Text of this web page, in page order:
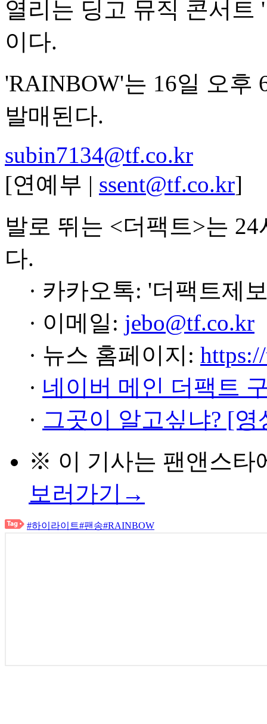
열리는 딩고 뮤직 콘서트
이다.
'RAINBOW'는 16일 오후
발매된다.
subin7134@tf.co.kr
[연예부 | ssent@tf.co.kr]
발로 뛰는 <더팩트>는
다.
· 카카오톡: '더팩트제
· 이메일: jebo@tf.co.kr
· 뉴스 홈페이지:
· 네이버 메인 더팩트
· 그곳이 알고싶냐? [
※ 이 기사는 팬앤스타
보러가기→
#하이라이트#팬송#RAINBOW